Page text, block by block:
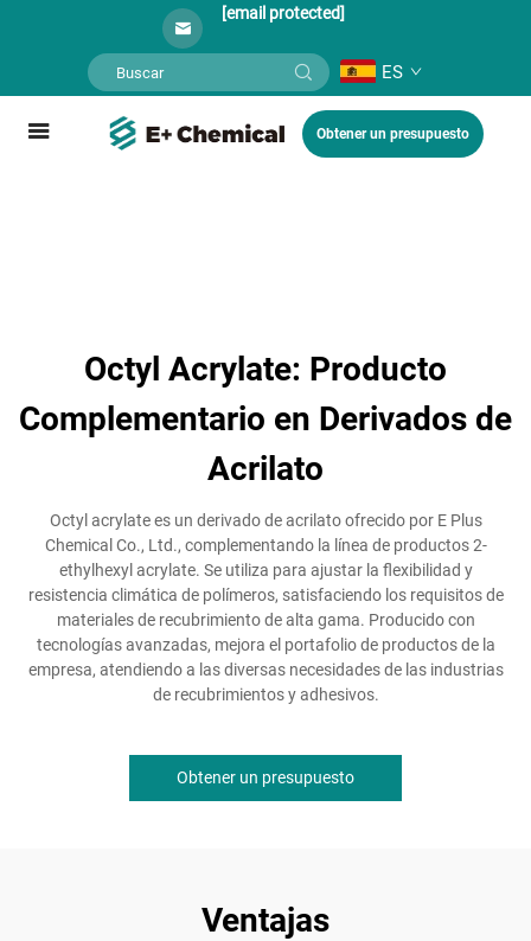
[email protected]
ES
Obtener un presupuesto
Octyl Acrylate: Producto
Complementario en Derivados de
Acrilato
Octyl acrylate es un derivado de acrilato ofrecido por E Plus
Chemical Co., Ltd., complementando la línea de productos 2-
ethylhexyl acrylate. Se utiliza para ajustar la flexibilidad y
resistencia climática de polímeros, satisfaciendo los requisitos de
materiales de recubrimiento de alta gama. Producido con
tecnologías avanzadas, mejora el portafolio de productos de la
empresa, atendiendo a las diversas necesidades de las industrias
de recubrimientos y adhesivos.
Obtener un presupuesto
Ventajas